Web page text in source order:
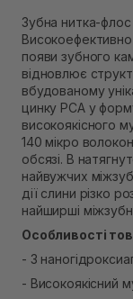
Самовивіз
В
Самовивіз
Екватор)
В
Зубна нитка-
Високоефективно
появи зубного
відновлює
вбудованому
цинку РСА у
високоякісного
140 мікро
обсязі. В
найвужчих
дії слини різко
найширші
Особливості
- З
- Високоякісний